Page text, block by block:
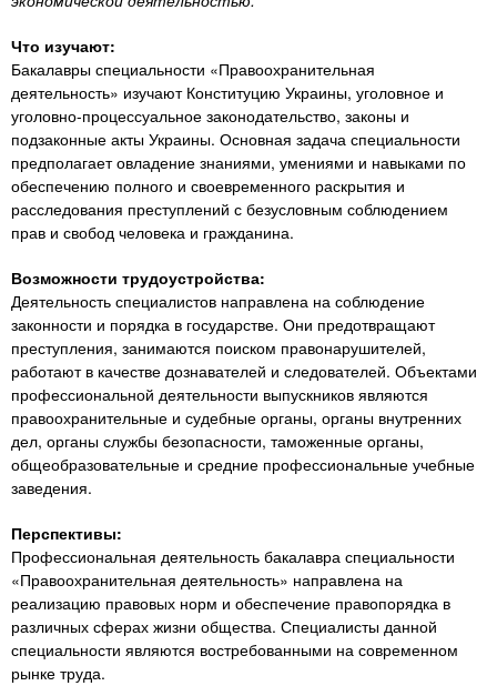
юs
.
i
n
f
o
а
в
е
д
е
н
и
й
За рубежом
Что изучают:
Бакалавры специальности «Правоохранительная
деятельность» изучают Конституцию Украины, уголовное и
уголовно-процессуальное законодательство, законы и
подзаконные акты Украины. Основная задача специальности
предполагает овладение знаниями, умениями и навыками по
обеспечению полного и своевременного раскрытия и
расследования преступлений с безусловным соблюдением
прав и свобод человека и гражданина.
Возможности трудоустройства:
Деятельность специалистов направлена на соблюдение
законности и порядка в государстве. Они предотвращают
преступления, занимаются поиском правонарушителей,
работают в качестве дознавателей и следователей. Объектами
профессиональной деятельности выпускников являются
правоохранительные и судебные органы, органы внутренних
дел, органы службы безопасности, таможенные органы,
общеобразовательные и средние профессиональные учебные
заведения.
Перспективы:
Профессиональная деятельность бакалавра специальности
«Правоохранительная деятельность» направлена на
реализацию правовых норм и обеспечение правопорядка в
различных сферах жизни общества. Специалисты данной
специальности являются востребованными на современном
рынке труда.